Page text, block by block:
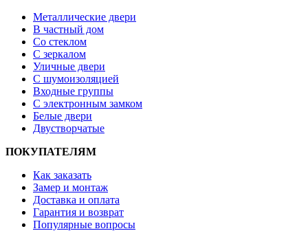
Металлические двери
В частный дом
Со стеклом
С зеркалом
Уличные двери
С шумоизоляцией
Входные группы
С электронным замком
Белые двери
Двустворчатые
ПОКУПАТЕЛЯМ
Как заказать
Замер и монтаж
Доставка и оплата
Гарантия и возврат
Популярные вопросы